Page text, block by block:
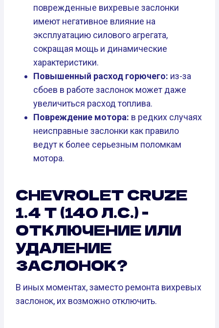
поврежденные вихревые заслонки
имеют негативное влияние на
эксплуатацию силового агрегата,
сокращая мощь и динамические
характеристики.
Повышенный расход горючего: из-за
сбоев в работе заслонок может даже
увеличиться расход топлива.
Повреждение мотора: в редких случаях
неисправные заслонки как правило
ведут к более серьезным поломкам
мотора.
CHEVROLET CRUZE
1.4 T (140 Л.С.) -
ОТКЛЮЧЕНИЕ ИЛИ
УДАЛЕНИЕ
ЗАСЛОНОК?
В иных моментах, заместо ремонта вихревых
заслонок, их возможно отключить.